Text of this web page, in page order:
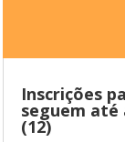
Inscrições
seguem
(12)